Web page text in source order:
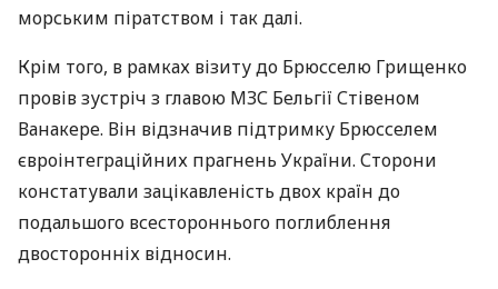
морським піратством і так далі.
Крім того, в рамках візиту до Брюсселю Грищенко
провів зустріч з главою МЗС Бельгії Стівеном
Ванакере. Він відзначив підтримку Брюсселем
євроінтеграційних прагнень України. Сторони
констатували зацікавленість двох країн до
подальшого всестороннього поглиблення
двосторонніх відносин.